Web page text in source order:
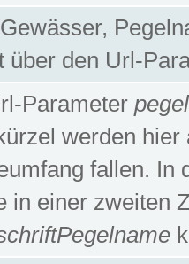
über den Url-
Parameter
werden
fallen. In
in einer zweiten